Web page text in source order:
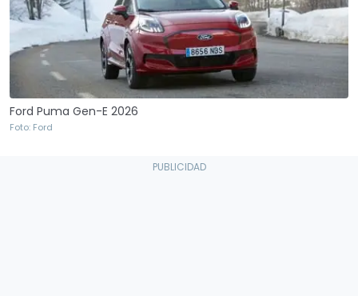
Ford Puma Gen-E 2026
Foto: Ford